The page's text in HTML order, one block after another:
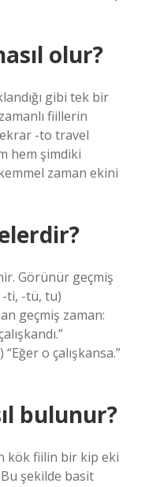
olur?
gibi tek bir
fiillerin
-to travel
hem şimdiki
zaman ekini
Görünür geçmiş
-ti, -tü, tu)
geçmiş zaman:
o çalışkansa.”
bulunur?
kök fiilin bir kip eki
şekilde basit